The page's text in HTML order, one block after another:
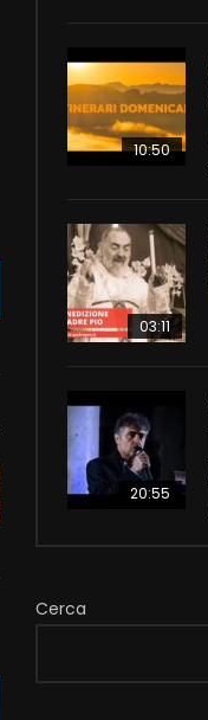
10:50
03:11
20:55
Cerca